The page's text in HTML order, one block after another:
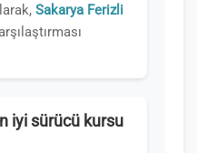
Sakarya Ferizli
iyi sürücü kursu